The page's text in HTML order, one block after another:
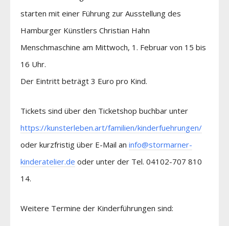
starten mit einer Führung zur Ausstellung des
Hamburger Künstlers Christian Hahn
Menschmaschine am Mittwoch, 1. Februar von 15 bis
16 Uhr.
Der Eintritt beträgt 3 Euro pro Kind.
Tickets sind über den Ticketshop buchbar unter
https://kunsterleben.art/familien/kinderfuehrungen/
oder kurzfristig über E-Mail an info@stormarner-
kinderatelier.de oder unter der Tel. 04102-707 810
14.
Weitere Termine der Kinderführungen sind: